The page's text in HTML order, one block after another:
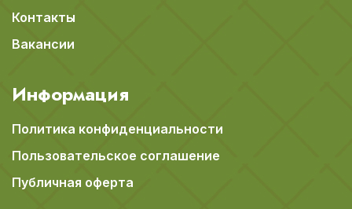
Контакты
Вакансии
Информация
Политика конфиденциальности
Пользовательское соглашение
Публичная оферта